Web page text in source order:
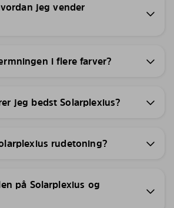
jeg vender
i flere farver?
jeg bedst Solarplexius?
rudetoning?
på Solarplexius og